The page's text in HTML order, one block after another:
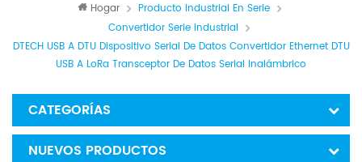
Hogar
Producto Industrial En Serie
Convertidor Serie Industrial
DTECH USB A DTU Dispositivo Serial De Datos Convertidor Ethernet DTU
USB A LoRa Transceptor De Datos Serial Inalámbrico
CATEGORÍAS
NUEVOS PRODUCTOS